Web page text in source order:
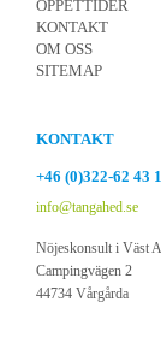
ÖPPETTIDER
KONTAKT
OM OSS
SITEMAP
KONTAKT
+46 (0)322-62 43
info@tangahed.se
Nöjeskonsult i Väst
Campingvägen 2
44734 Vårgårda